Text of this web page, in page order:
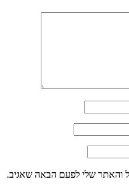
שלי לפעם הבאה שאגיב.